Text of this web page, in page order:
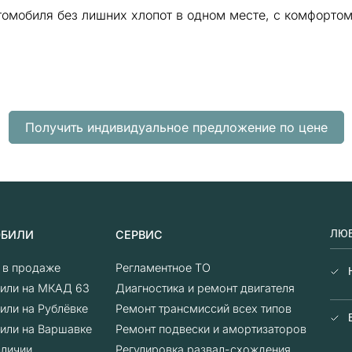
без лишних хлопот в одном месте, с
Получить индивидуальное предложение по цене
в продаже
на МКАД 63
на Рублёвке
на Варшавке
СЕРВИС
Регламентное ТО
Диагностика и ремонт двигателя
Ремонт трансмиссий всех типов
Ремонт подвески и амортизаторов
Регулировка развал-схождения